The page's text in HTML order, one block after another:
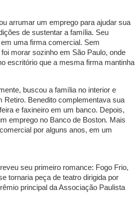
arrumar um emprego para ajudar sua
de sustentar a família. Seu
uma firma comercial. Sem
morar sozinho em São Paulo, onde
escritório que a mesma firma mantinha
buscou a família no interior e
Benedito complementava sua
e faxineiro em um banco. Depois,
emprego no Banco de Boston. Mais
por alguns anos, em um
seu primeiro romance: Fogo Frio,
tornaria peça de teatro dirigida por
principal da Associação Paulista